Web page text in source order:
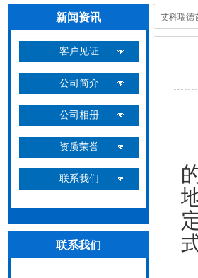
新闻资讯
客户见证
公司简介
公司相册
资质荣誉
联系我们
联系我们
艾科瑞德